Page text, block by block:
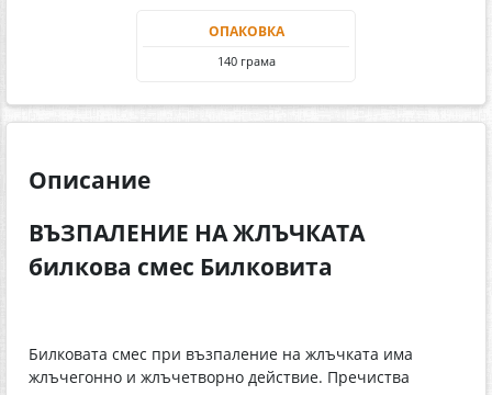
ОПАКОВКА
140 грама
Описание
ВЪЗПАЛЕНИЕ НА ЖЛЪЧКАТА
билкова смес Билковита
Билковата смес при възпаление на жлъчката има
жлъчегонно и жлъчетворно действие. Пречиства